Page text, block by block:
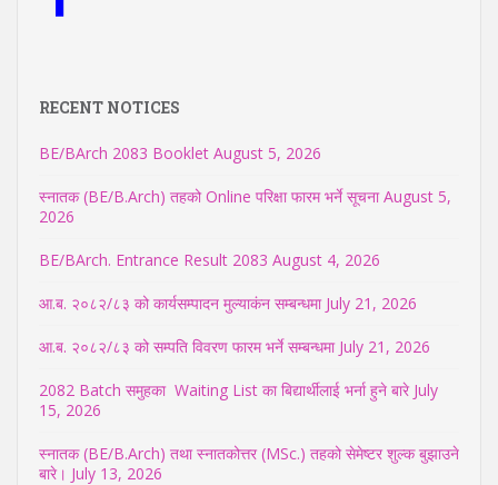
RECENT NOTICES
BE/BArch 2083 Booklet August 5, 2026
स्नातक (BE/B.Arch) तहको Online परिक्षा फारम भर्ने सूचना August 5,
2026
BE/BArch. Entrance Result 2083 August 4, 2026
आ.ब. २०८२/८३ को कार्यसम्पादन मुल्याकंन सम्बन्धमा July 21, 2026
आ.ब. २०८२/८३ को सम्पति विवरण फारम भर्ने सम्बन्धमा July 21, 2026
2082 Batch समुहका Waiting List का बिद्यार्थीलाई भर्ना हुने बारे July
15, 2026
स्नातक (BE/B.Arch) तथा स्नातकोत्तर (MSc.) तहको सेमेष्टर शुल्क बुझाउने
बारे। July 13, 2026